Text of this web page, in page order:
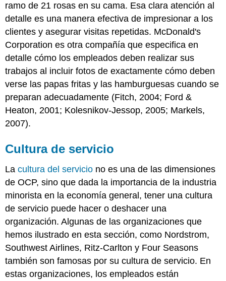
ramo de 21 rosas en su cama. Esa clara atención al
detalle es una manera efectiva de impresionar a los
clientes y asegurar visitas repetidas. McDonald's
Corporation es otra compañía que especifica en
detalle cómo los empleados deben realizar sus
trabajos al incluir fotos de exactamente cómo deben
verse las papas fritas y las hamburguesas cuando se
preparan adecuadamente (Fitch, 2004; Ford &
Heaton, 2001; Kolesnikov-Jessop, 2005; Markels,
2007).
Cultura de servicio
Lacultura del servicio no es una de las dimensiones
de OCP, sino que dada la importancia de la industria
minorista en la economía general, tener una cultura
de servicio puede hacer o deshacer una
organización. Algunas de las organizaciones que
hemos ilustrado en esta sección, como Nordstrom,
Southwest Airlines, Ritz-Carlton y Four Seasons
también son famosas por su cultura de servicio. En
estas organizaciones, los empleados están